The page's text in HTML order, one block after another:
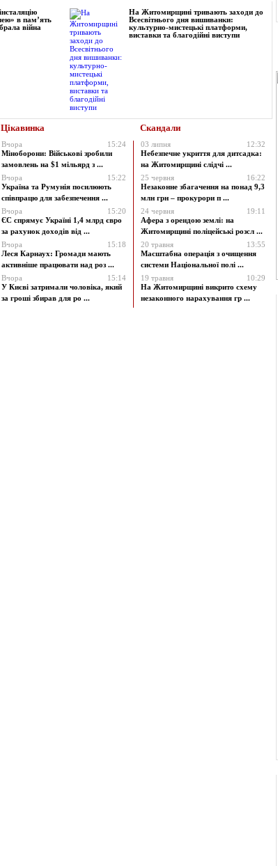
в пам’ять
війна
На Житомирщині тривають заходи до
Всесвітнього дня вишиванки:
культурно-мистецькі платформи,
виставки та благодійні виступи
Цікавинка Скандали
Вчора
15:24
Міноборони: Військові зробили
замовлень на $1 мільярд з ...
Вчора
15:22
Україна та Румунія посилюють
співпрацю для забезпечення ...
Вчора
15:20
ЄС спрямує Україні 1,4 млрд євро
за рахунок доходів від ...
Вчора
15:18
Леся Карнаух: Громади мають
активніше працювати над роз ...
Вчора
15:14
У Києві затримали чоловіка, який
за гроші збирав для ро ...
03 липня
12:32
Небезпечне укриття для дитсадка:
на Житомирщині слідчі ...
25 червня
16:22
Незаконне збагачення на понад 9,3
млн грн – прокурори п ...
24 червня
19:11
Афера з орендою землі: на
Житомирщині поліцейські розсл ...
20 травня
13:55
Масштабна операція з очищення
системи Національної полі ...
19 травня
10:29
На Житомирщині викрито схему
незаконного нарахування гр ...